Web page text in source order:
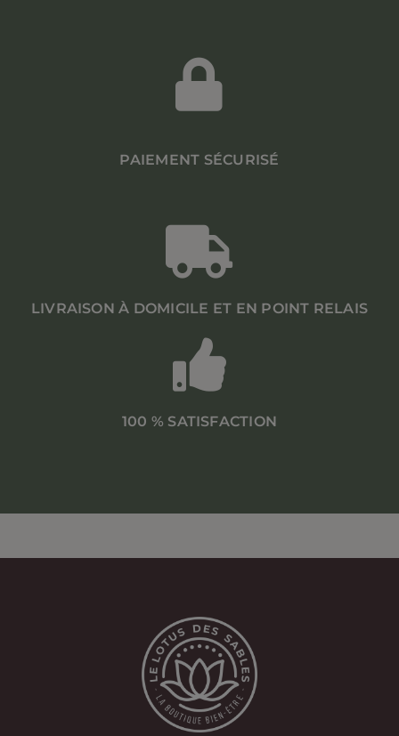
PAIEMENT SÉCURISÉ
LIVRAISON À DOMICILE ET EN POINT RELAIS
100 % SATISFACTION